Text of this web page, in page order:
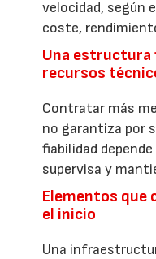
velocidad, según
coste,
Una estructura
recursos
Contratar más
no garantiza por
fiabilidad
supervisa y
Elementos que
el inicio
Una